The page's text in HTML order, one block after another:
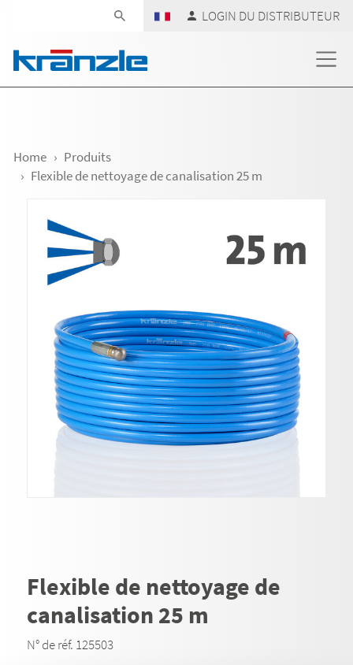
LOGIN DU DISTRIBUTEUR
Home
Produits
Flexible de nettoyage de canalisation 25 m
Flexible de nettoyage de
canalisation 25 m
N° de réf. 125503